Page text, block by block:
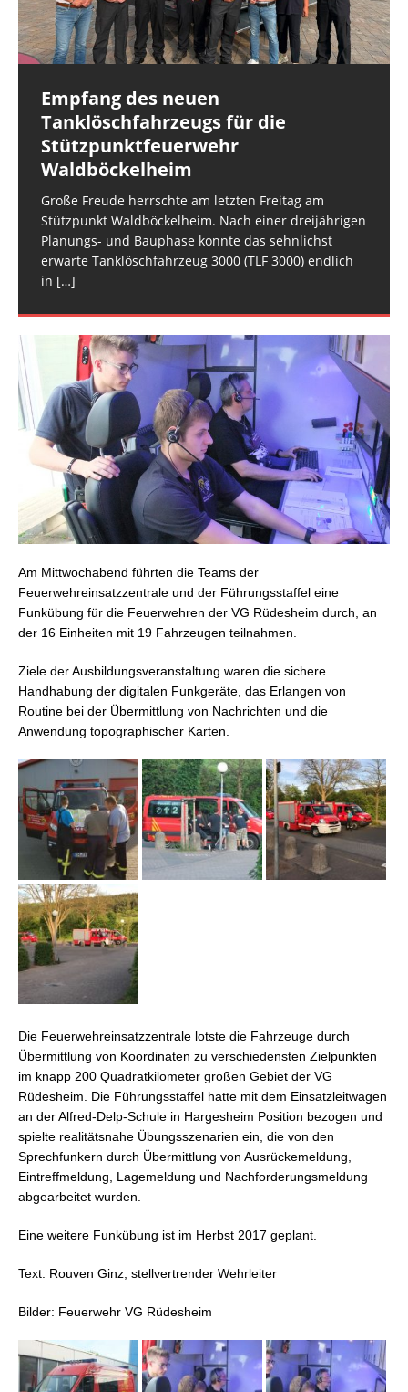
Empfang des neuen
Tanklöschfahrzeugs für die
Stützpunktfeuerwehr
Waldböckelheim
Große Freude herrschte am letzten Freitag am
Stützpunkt Waldböckelheim. Nach einer dreijährigen
Planungs- und Bauphase konnte das sehnlichst
erwarte Tanklöschfahrzeug 3000 (TLF 3000) endlich
in […]
Rüdesheim: Notfalltüröffnung
Die Rüdesheimer Feuerwehr wurde am
Mittwochmorgen zu einer Notfalltüröffnung in der
Rüdesheimer Ortslage alarmiert. (rg) Bildquelle:
Rüdesheim: Wasser in Stromkasten
Im Keller eines Mehrfamilienhauses im Rüdesheimer
Schlittweg stand am Dienstagmittag ein
Stromverteilkasten unter Wasser. Ursache war ein
Obergeschoss. Für[…]
und der FEZ Rüdesheim am Montagabend. Es
handelte sich
[…]
und Polizei. Gegen 16:30 Uhr erfolgte die
überörtliche Anforderung der
[…]
Am Mittwochabend führten die Teams der
Feuerwehreinsatzzentrale und der Führungsstaffel eine
Funkübung für die Feuerwehren der VG Rüdesheim durch, an
der 16 Einheiten mit 19 Fahrzeugen teilnahmen.
Ziele der Ausbildungsveranstaltung waren die sichere
Handhabung der digitalen Funkgeräte, das Erlangen von
Routine bei der Übermittlung von Nachrichten und die
Anwendung topographischer Karten.
Die Feuerwehreinsatzzentrale lotste die Fahrzeuge durch
Übermittlung von Koordinaten zu verschiedensten Zielpunkten
im knapp 200 Quadratkilometer großen Gebiet der VG
Rüdesheim. Die Führungsstaffel hatte mit dem Einsatzleitwagen
an der Alfred-Delp-Schule in Hargesheim Position bezogen und
spielte realitätsnahe Übungsszenarien ein, die von den
Sprechfunkern durch Übermittlung von Ausrückemeldung,
Eintreffmeldung, Lagemeldung und Nachforderungsmeldung
abgearbeitet wurden.
Eine weitere Funkübung ist im Herbst 2017 geplant.
Text: Rouven Ginz, stellvertrender Wehrleiter
Bilder: Feuerwehr VG Rüdesheim